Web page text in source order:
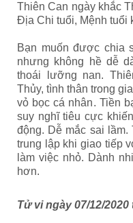
Thiên Can ngày khắc
Địa Chi tuổi, Mệnh tuổi
Bạn muốn được chia
nhưng không hề dễ
thoái lưỡng nan.
Thủy, tình thân trong
vỏ bọc cá nhân. Tiền
suy nghĩ tiêu cực
động. Dễ mắc sai
trung lập khi giao tiếp
làm việc nhỏ. Dành
hơn.
Tử vi ngày 07/12/